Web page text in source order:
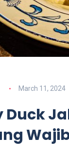
March 11, 2024
Duck